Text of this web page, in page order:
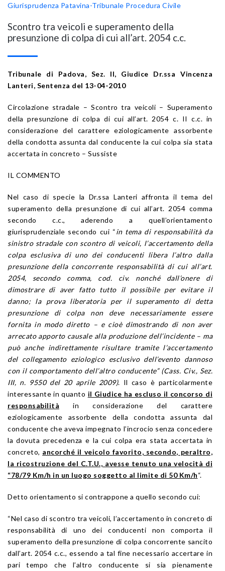
Giurisprudenza Patavina-Tribunale Procedura Civile
Scontro tra veicoli e superamento della
presunzione di colpa di cui all’art. 2054 c.c.
Tribunale di Padova, Sez. II, Giudice Dr.ssa Vincenza
Lanteri, Sentenza del 13-04-2010
Circolazione stradale – Scontro tra veicoli – Superamento
della presunzione di colpa di cui all’art. 2054 c. II c.c. in
considerazione del carattere eziologicamente assorbente
della condotta assunta dal conducente la cui colpa sia stata
accertata in concreto – Sussiste
IL COMMENTO
Nel caso di specie la Dr.ssa Lanteri affronta il tema del
superamento della presunzione di cui all’art. 2054 comma
secondo c.c., aderendo a quell’orientamento
giurisprudenziale secondo cui “in tema di responsabilità da
sinistro stradale con scontro di veicoli, l’accertamento della
colpa esclusiva di uno dei conducenti libera l’altro dalla
presunzione della concorrente responsabilità di cui all’art.
2054, secondo comma, cod. civ. nonché dall’onere di
dimostrare di aver fatto tutto il possibile per evitare il
danno; la prova liberatoria per il superamento di detta
presunzione di colpa non deve necessariamente essere
fornita in modo diretto – e cioè dimostrando di non aver
arrecato apporto causale alla produzione dell’incidente – ma
può anche indirettamente risultare tramite l’accertamento
del collegamento eziologico esclusivo dell’evento dannoso
con il comportamento dell’altro conducente” (Cass. Civ., Sez.
III, n. 9550 del 20 aprile 2009). Il caso è particolarmente
interessante in quanto il Giudice ha escluso il concorso di
responsabilità in considerazione del carattere
eziologicamente assorbente della condotta assunta dal
conducente che aveva impegnato l’incrocio senza concedere
la dovuta precedenza e la cui colpa era stata accertata in
concreto, ancorché il veicolo favorito, secondo, peraltro,
la ricostruzione del C.T.U., avesse tenuto una velocità di
“78/79 Km/h in un luogo soggetto al limite di 50 Km/h“.
Detto orientamento si contrappone a quello secondo cui:
“Nel caso di scontro tra veicoli, l’accertamento in concreto di
responsabilità di uno dei conducenti non comporta il
superamento della presunzione di colpa concorrente sancito
dall’art. 2054 c.c., essendo a tal fine necessario accertare in
pari tempo che l’altro conducente si sia pienamente